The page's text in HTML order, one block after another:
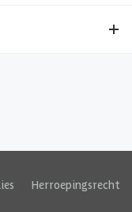
Herroepingsrecht